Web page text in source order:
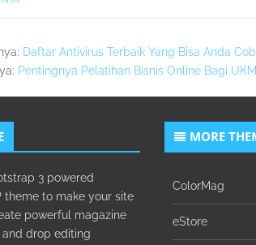
Daftar Antivirus Terbaik Yang Bisa Anda
Pentingnya Pelatihan Bisnis Online Bagi UKM
3 powered
theme to make your site
powerful magazine
drop editing
MORE
ColorMag
eStore